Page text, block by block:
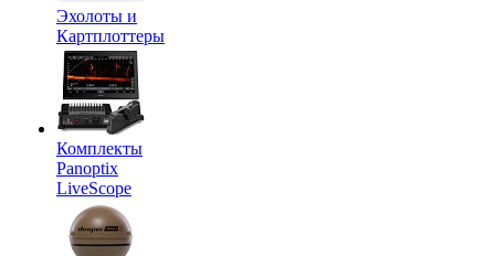
Эхолоты и
Картплоттеры
Комплекты
Panoptix
LiveScope